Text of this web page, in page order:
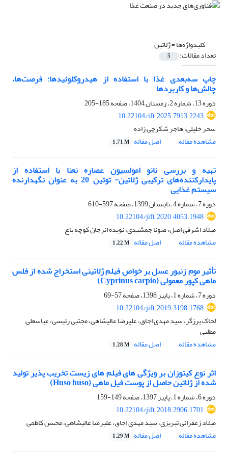
کلیدواژه‌ها =ژلاتین
تعداد مقالات: 5
چاپ سه‌بعدی غذا با استفاده از هیدروکلوئیدها: فرصت‌ها،
چالش‌ها و کاربردها
دوره 13، شماره 2، زمستان 1404، صفحه
185-205
10.22104/ift.2025.7913.2243
سحر خلیلی، هاجر شکرچی زاده
مشاهده مقاله
اصل مقاله 1.71 M
تهیه و بررسی نانو امولسیون عصاره نعنا با استفاده از
پایدارکننده‌های ترکیبی ژلاتین- توئین 20 به عنوان نگهدارنده
سیستم غذایی
دوره 7، شماره 4، تابستان 1399، صفحه
597-610
10.22104/jift.2020.4053.1948
میلاد اشرفی اصل، صونا جمشیدی، نویده انرجان کوچه باغ
مشاهده مقاله
اصل مقاله 1.22 M
تأثیر موم زنبور عسل بر خواص فیلم ژلاتینی استخراج شده از فلس
ماهی کپور معمولی (Cyprinus carpio)
دوره 7، شماره 1، پاییز 1398، صفحه
57-69
10.22104/jift.2019.3198.1768
لحاک برزگر، سید مهدی اجاق، علیرضا عالیشاهی، مجتبی رئیسی، عباسعلی
مطلبی
مشاهده مقاله
اصل مقاله 1.28 M
اثر نوع کیتوزان بر ویژگی های فیلم های زیست تخریب پذیر تولید
شده از ژلاتین حاصل از پوست فیل ماهی (Huso huso)
دوره 6، شماره 1، پاییز 1397، صفحه
149-159
10.22104/jift.2018.2906.1701
میلاد زعفرانی تبریزی، سید مهدی اجاق، علیرضا عالیشاهی، محسن کاظمی
مشاهده مقاله
اصل مقاله 1.29 M